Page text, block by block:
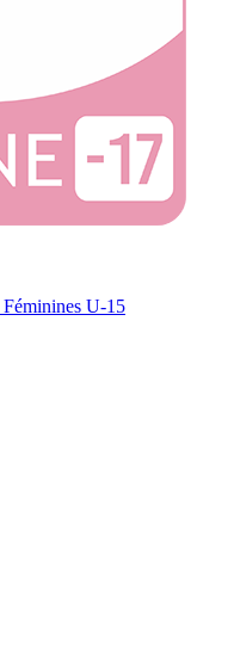
Féminines U-15